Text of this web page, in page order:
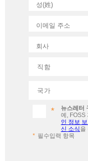
성(姓)
이메일 주소
회사
뉴스레터
예, FOSS
인 정보
신 소식을
필수입력 항목